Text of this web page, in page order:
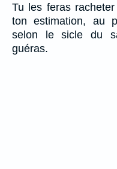
Tu les feras
ton estimation, au
selon le sicle du
guéras.